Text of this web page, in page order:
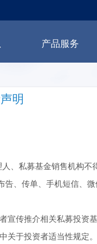
明
、私募基金销售机构不
、传单、手机短信、
宣传推介相关私募投资基
关于投资者适当性规定
产品服务
荣誉